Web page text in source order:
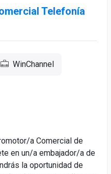
Telefonía
WinChannel
a Comercial de
en un/a embajador/a de
la oportunidad de